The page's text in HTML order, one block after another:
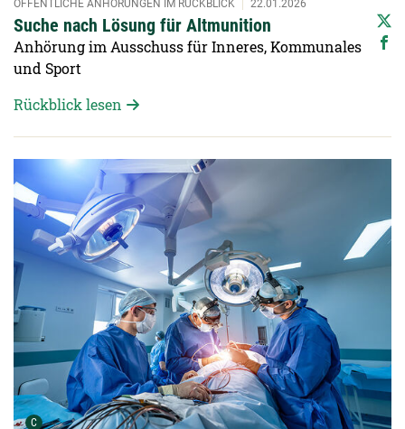
Suche nach Lösung für Altmunition
ÖFFENTLICHE ANHÖRUNGEN IM RÜCKBLICK 22.01.2026
Anhörung im Ausschuss für Inneres, Kommunales
und Sport
Rückblick lesen
Detailansicht öffnen:
C Urheber der Grafik: